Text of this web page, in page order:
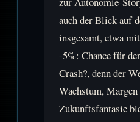
auch der Blick auf
insgesamt, etwa
-5%: Chance für
Crash?, denn der
Wachstum, Margen
Zukunftsfantasie